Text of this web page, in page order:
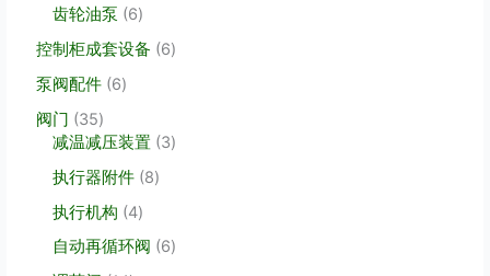
品
产
品
齿轮油泵 66
产
控制柜成套设备 66
泵阀配件 66
产
品
阀门 353
5
产
品
减温减压装置 33
执行器附件 88
品
执行机构 44
产
自动再循环阀 66